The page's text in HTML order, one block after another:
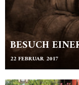
BESUCH
22 FEBRUAR 2017